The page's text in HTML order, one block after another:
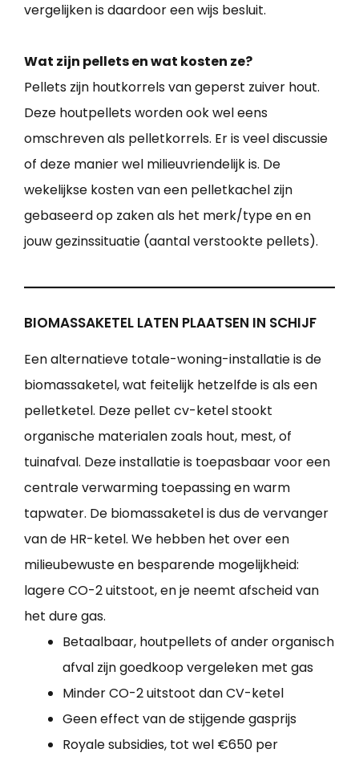
vergelijken is daardoor een wijs besluit.
Wat zijn pellets en wat kosten ze?
Pellets zijn houtkorrels van geperst zuiver hout.
Deze houtpellets worden ook wel eens
omschreven als pelletkorrels. Er is veel discussie
of deze manier wel milieuvriendelijk is. De
wekelijkse kosten van een pelletkachel zijn
gebaseerd op zaken als het merk/type en en
jouw gezinssituatie (aantal verstookte pellets).
BIOMASSAKETEL LATEN PLAATSEN IN SCHIJF
Een alternatieve totale-woning-installatie is de
biomassaketel, wat feitelijk hetzelfde is als een
pelletketel. Deze pellet cv-ketel stookt
organische materialen zoals hout, mest, of
tuinafval. Deze installatie is toepasbaar voor een
centrale verwarming toepassing en warm
tapwater. De biomassaketel is dus de vervanger
van de HR-ketel. We hebben het over een
milieubewuste en besparende mogelijkheid:
lagere CO-2 uitstoot, en je neemt afscheid van
het dure gas.
Betaalbaar, houtpellets of ander organisch
afval zijn goedkoop vergeleken met gas
Minder CO-2 uitstoot dan CV-ketel
Geen effect van de stijgende gasprijs
Royale subsidies, tot wel €650 per